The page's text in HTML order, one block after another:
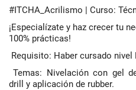
#ITCHA_Acrilismo | Curso:
¡Especialízate y haz crecer tu
100% prácticas!
Requisito: Haber cursado
Temas: Nivelación con gel
drill y aplicación de rubber.